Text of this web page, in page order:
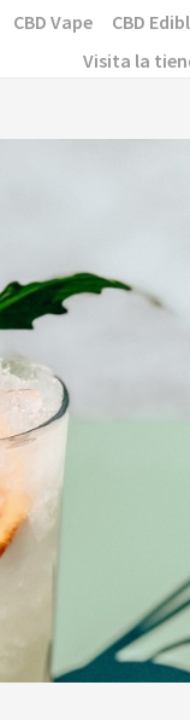
CBD Vape CBD
Visita la